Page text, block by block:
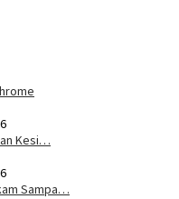
Kesi…
Sampa…